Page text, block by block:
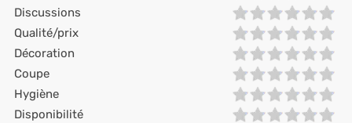
Discussions
Qualité/prix
Décoration
Coupe
Hygiène
Disponibilité